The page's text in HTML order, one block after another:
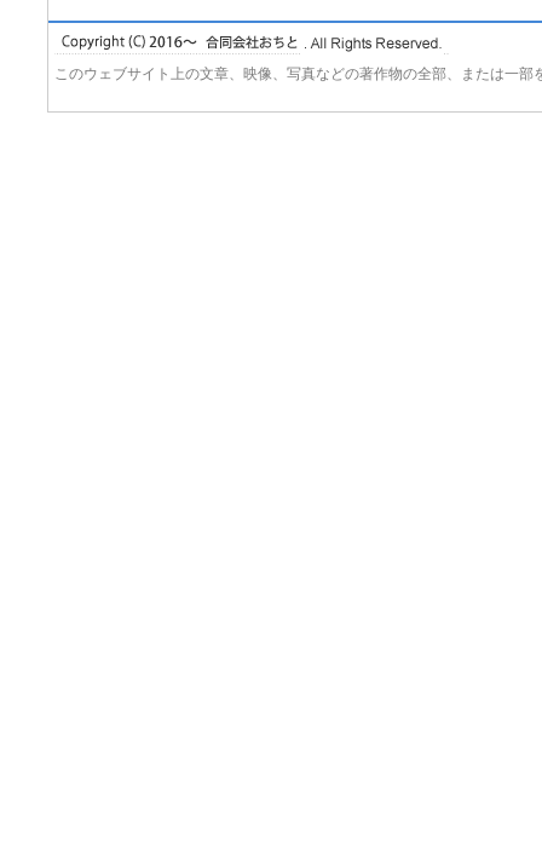
このウェブサイト上の文章、映像、写真などの著作物の全部、または一